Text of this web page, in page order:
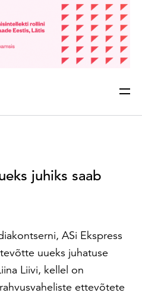
juhiks saab
ASi Ekspress
uueks juhatuse
Liivi, kellel on
ettevõtete